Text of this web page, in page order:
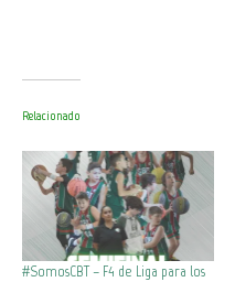
Relacionado
#SomosCBT – F4 de Liga para los